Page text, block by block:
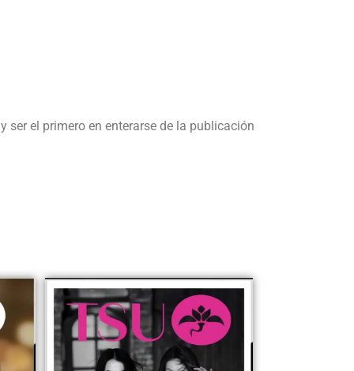
ser el primero en enterarse de la publicación